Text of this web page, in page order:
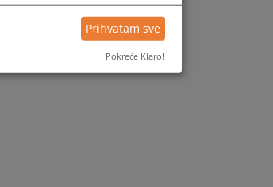
Prihvatam sve
Pokreće Klaro!